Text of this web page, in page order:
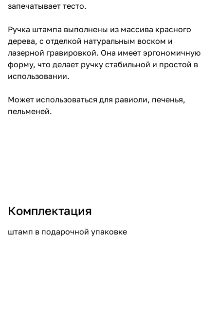
запечатывает тесто.
Ручка штампа выполнены из массива красного
дерева, с отделкой натуральным воском и
лазерной гравировкой. Она имеет эргономичную
форму, что делает ручку стабильной и простой в
использовании.
Может использоваться для равиоли, печенья,
пельменей.
Комплектация
штамп в подарочной упаковке